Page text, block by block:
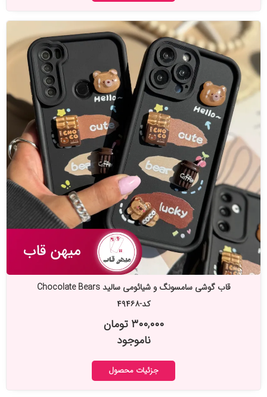
قاب گوشی سامسونگ و شیائومی سالید Chocolate Bears
کد-۴۹۴۶۸
۳۰۰,۰۰۰ تومان
ناموجود
جزئیات محصول